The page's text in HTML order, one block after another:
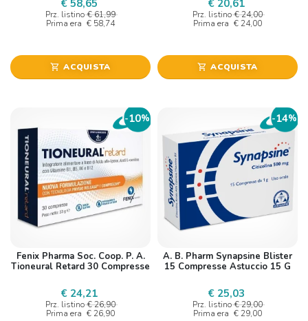
€ 58,65
Prz. listino € 61,99
Prima era € 58,74
shopping_cart ACQUISTA
€ 20,61
Prz. listino € 24,00
Prima era € 24,00
shopping_cart ACQUISTA
-10%
Fenix Pharma Soc. Coop. P. A.
Tioneural Retard 30 Compresse
€ 24,21
Prz. listino € 26,90
Prima era € 26,90
-14%
A. B. Pharm Synapsine Blister
15 Compresse Astuccio 15 G
€ 25,03
Prz. listino € 29,00
Prima era € 29,00